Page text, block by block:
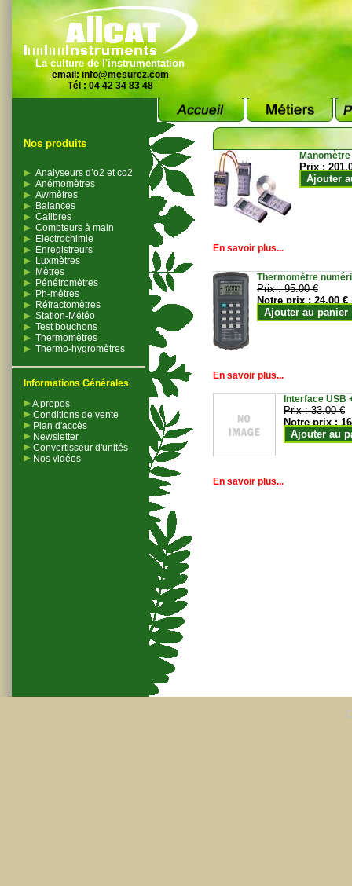
La culture de l'instrumentation
email: info@mesurez.com
Tél : 04 42 34 83 48
Nos produits
Analyseurs d’o2 et co2
Anémomètres
Awmètres
Balances
Calibres
Compteurs à main
Electrochimie
Enregistreurs
Luxmètres
Mètres
Pénétromètres
Ph-mètres
Réfractomètres
Station-Météo
Test bouchons
Thermomètres
Thermo-hygromètres
Informations Générales
A propos
Conditions de vente
Plan d'accès
Newsletter
Convertisseur d'unités
Nos vidéos
Prix :
Ajouter
En savoir plus...
Thermomètre
Prix :95.00 €
Notre prix :24.00 €
Ajouter au panier
En savoir plus...
Interface USB
Prix :33.00 €
Notre prix :
Ajouter au
En savoir plus...